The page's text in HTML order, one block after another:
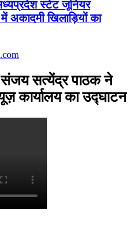
स्टेट जूनियर
अकादमी खिलाड़ियों का
संजय सत्येंद्र पाठक ने
कार्यालय का उद्घाटन